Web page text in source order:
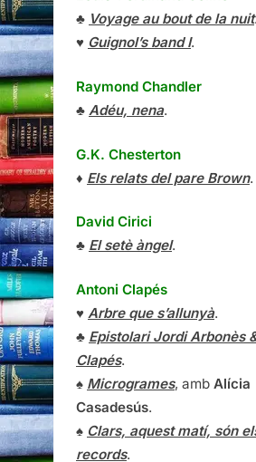
♣ Voyage au bout de la nuit.
♥ Guignol’s band I.
Raymond Chandler
♣ Adéu, nena.
G.K. Chesterton
♦ Els relats del pare Brown.
David Cirici
♣ El setè àngel.
Antoni Clapés
♥ Arbre que s’allunyà.
♣ Epistolari Jordi Arbonès
Clapés.
♠ Microgrames, amb Alícia
Casadesús.
♠ Clars, aquest matí, són
records.